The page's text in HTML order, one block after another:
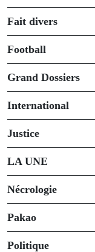
Fait divers
Football
Grand Dossiers
International
Justice
LA UNE
Nécrologie
Pakao
Politique